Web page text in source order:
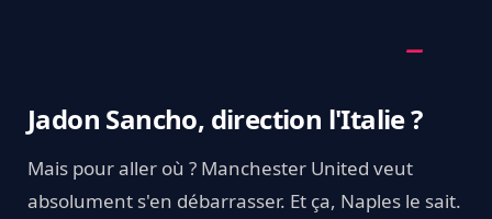
Jadon Sancho, direction l'Italie ?
Mais pour aller où ? Manchester United veut
absolument s'en débarrasser. Et ça, Naples le sait.